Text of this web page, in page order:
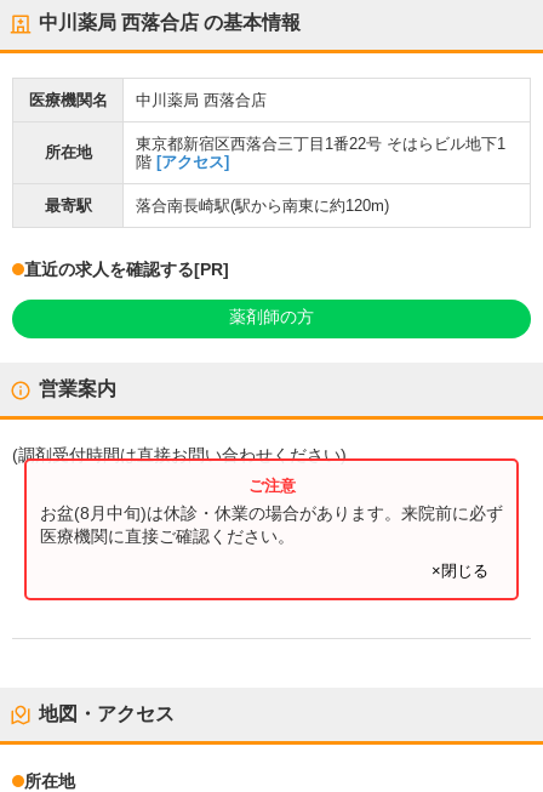
中川薬局 西落合店 の基本情報
医療機関名 中川薬局 西落合店
所在地
東京都新宿区西落合三丁目1番22号 そはらビル地下1
階 [アクセス]
最寄駅 落合南長崎駅(駅から南東に約120m)
直近の求人を確認する[PR]
薬剤師の方
営業案内
(調剤受付時間は直接お問い合わせください)
お盆(8月中旬)は休診・休業の場合があります。来院前に必ず
医療機関に直接ご確認ください。
×閉じる
地図・アクセス
所在地